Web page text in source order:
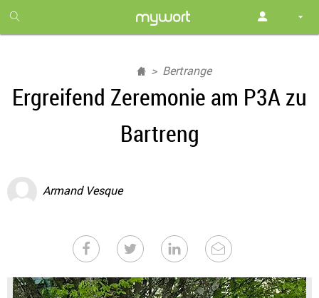
month
free
Bertrange
Ergreifend Zeremonie am P3A zu
Bartreng
Armand Vesque